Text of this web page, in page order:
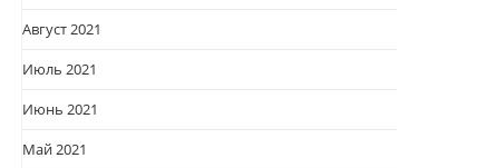
Август 2021
Июль 2021
Июнь 2021
Май 2021